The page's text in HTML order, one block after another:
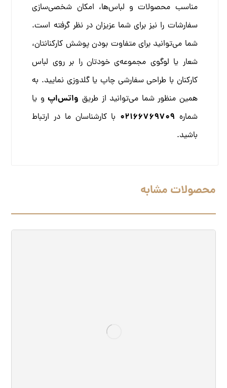
مناسب محصولات و لباس‌ها، امکان شخصی‌سازی
سفارشات را نیز برای شما عزیزان در نظر گرفته است.
شما می‌توانید برای متفاوت بودن پوشش کارکنانتان،
شعار یا لوگوی مجموعه‌ی خودتان را بر روی لباس
کارکنان با طراحی سفارشی چاپ یا گلدوزی نمایید. به
همین منظور شما می‌توانید از طریق واتس‌اپو یا
شماره 02166769709 با کارشناسان ما در ارتباط
باشید.
محصولات مشابه